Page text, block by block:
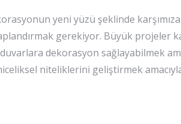
yeni yüzü şeklinde
gerekiyor. Büyük projeler
dekorasyon sağlayabilmek
niteliklerini geliştirmek